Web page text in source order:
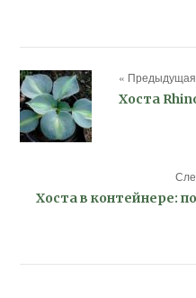
« Предыдущая
Хоста
Хоста в контейнере: